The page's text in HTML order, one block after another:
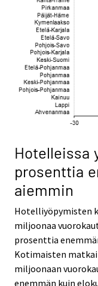
Hotelleissa
prosenttia
aiemmin
Hotelliyöpymisten
miljoonaa
prosenttia
Kotimaisten
miljoonaan
enemmän kuin